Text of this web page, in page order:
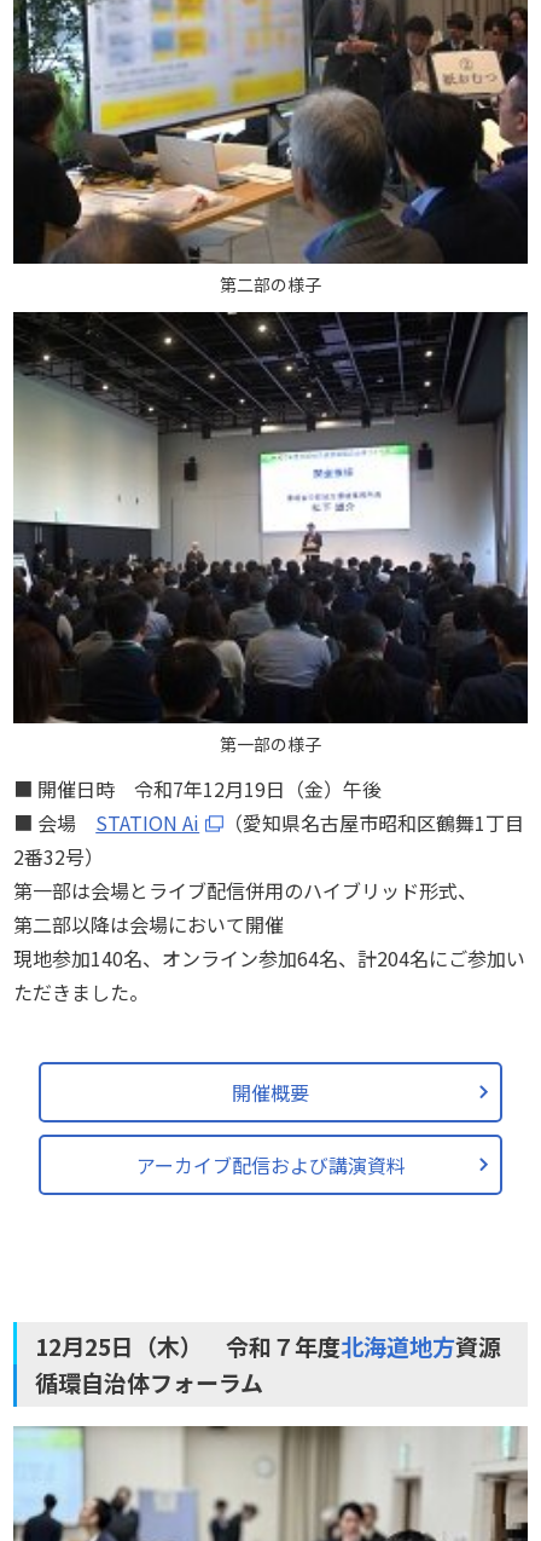
第二部の様子
第一部の様子
■ 開催日時 令和7年12月19日（金）午後
■ 会場 STATION Ai
（愛知県名古屋市昭和区鶴舞1丁目
2番32号）
第一部は会場とライブ配信併用のハイブリッド形式、
第二部以降は会場において開催
現地参加140名、オンライン参加64名、計204名にご参加い
ただきました。
開催概要
アーカイブ配信および講演資料
12月25日（木） 令和７年度北海道地方資源
循環自治体フォーラム